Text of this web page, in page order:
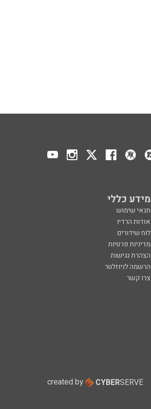
מידע כללי
תנאי שימוש
אודות הרדיו
לוח שידורים
מדיניות פרטיות
הצהרת נגישות
הרשמה לניוזלטר
צרו קשר
created by CYBERSERVE